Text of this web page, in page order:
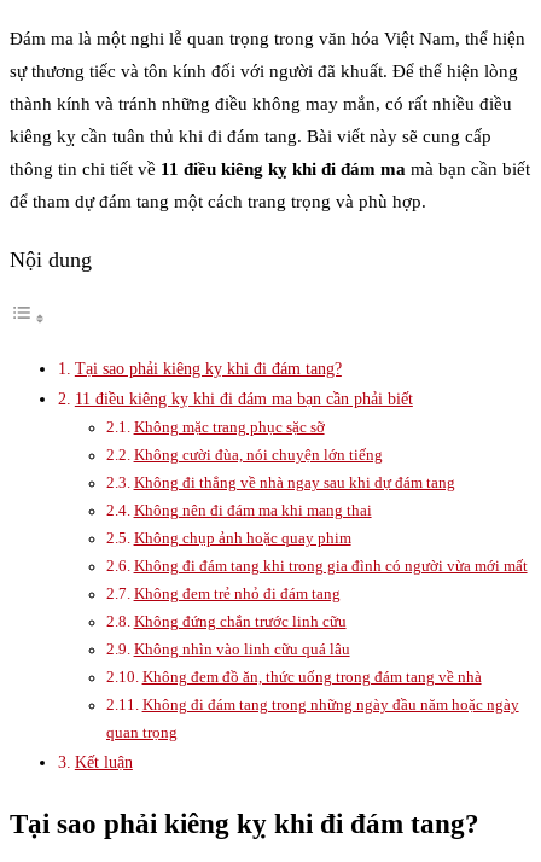
Đám ma là một nghi lễ quan trọng trong văn hóa Việt Nam, thể hiện
sự thương tiếc và tôn kính đối với người đã khuất. Để thể hiện lòng
thành kính và tránh những điều không may mắn, có rất nhiều điều
kiêng kỵ cần tuân thủ khi đi đám tang. Bài viết này sẽ cung cấp
thông tin chi tiết về 11 điều kiêng kỵ khi đi đám ma mà bạn cần biết
để tham dự đám tang một cách trang trọng và phù hợp.
Nội dung
Tại sao phải kiêng kỵ khi đi đám tang?
11 điều kiêng kỵ khi đi đám ma bạn cần phải biết
Không mặc trang phục sặc sỡ
Không cười đùa, nói chuyện lớn tiếng
Không đi thẳng về nhà ngay sau khi dự đám tang
Không nên đi đám ma khi mang thai
Không chụp ảnh hoặc quay phim
Không đi đám tang khi trong gia đình có người vừa mới mất
Không đem trẻ nhỏ đi đám tang
Không đứng chắn trước linh cữu
Không nhìn vào linh cữu quá lâu
Không đem đồ ăn, thức uống trong đám tang về nhà
Không đi đám tang trong những ngày đầu năm hoặc ngày
quan trọng
Kết luận
Tại sao phải kiêng kỵ khi đi đám tang?